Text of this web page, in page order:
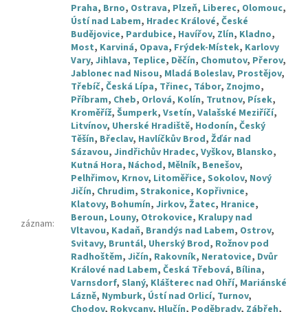
záznam:
Praha, Brno, Ostrava, Plzeň, Liberec, Olomouc,
Ústí nad Labem, Hradec Králové, České
Budějovice, Pardubice, Havířov, Zlín, Kladno,
Most, Karviná, Opava, Frýdek-Místek, Karlovy
Vary, Jihlava, Teplice, Děčín, Chomutov, Přerov,
Jablonec nad Nisou, Mladá Boleslav, Prostějov,
Třebíč, Česká Lípa, Třinec, Tábor, Znojmo,
Příbram, Cheb, Orlová, Kolín, Trutnov, Písek,
Kroměříž, Šumperk, Vsetín, Valašské Meziříčí,
Litvínov, Uherské Hradiště, Hodonín, Český
Těšín, Břeclav, Havlíčkův Brod, Žďár nad
Sázavou, Jindřichův Hradec, Vyškov, Blansko,
Kutná Hora, Náchod, Mělník, Benešov,
Pelhřimov, Krnov, Litoměřice, Sokolov, Nový
Jičín, Chrudim, Strakonice, Kopřivnice,
Klatovy, Bohumín, Jirkov, Žatec, Hranice,
Beroun, Louny, Otrokovice, Kralupy nad
Vltavou, Kadaň, Brandýs nad Labem, Ostrov,
Svitavy, Bruntál, Uherský Brod, Rožnov pod
Radhoštěm, Jičín, Rakovník, Neratovice, Dvůr
Králové nad Labem, Česká Třebová, Bílina,
Varnsdorf, Slaný, Klášterec nad Ohří, Mariánské
Lázně, Nymburk, Ústí nad Orlicí, Turnov,
Chodov, Rokycany, Hlučín, Poděbrady, Zábřeh,